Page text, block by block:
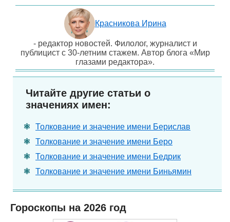
Красникова Ирина
- редактор новостей. Филолог, журналист и
публицист с 30-летним стажем. Автор блога «Мир
глазами редактора».
Читайте другие статьи о
значениях имен:
Толкование и значение имени Берислав
Толкование и значение имени Беро
Толкование и значение имени Бедрик
Толкование и значение имени Биньямин
Гороскопы на 2026 год